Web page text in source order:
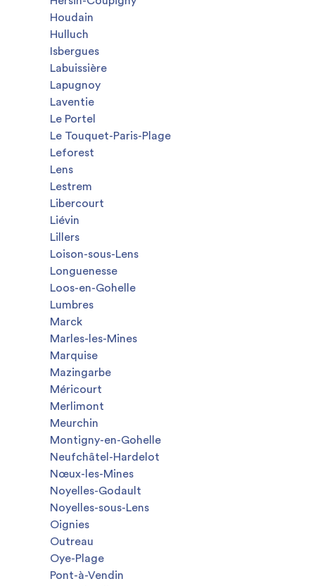
Houdain
Hulluch
Isbergues
Labuissière
Lapugnoy
Laventie
Le Portel
Le Touquet-Paris-Plage
Leforest
Lens
Lestrem
Libercourt
Liévin
Lillers
Loison-sous-Lens
Longuenesse
Loos-en-Gohelle
Lumbres
Marck
Marles-les-Mines
Marquise
Mazingarbe
Méricourt
Merlimont
Meurchin
Montigny-en-Gohelle
Neufchâtel-Hardelot
Nœux-les-Mines
Noyelles-Godault
Noyelles-sous-Lens
Oignies
Outreau
Oye-Plage
Pont-à-Vendin